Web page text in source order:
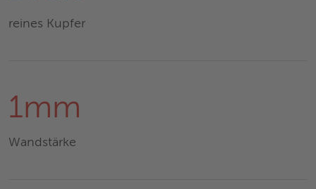
reines Kupfer
1mm
Wandstärke